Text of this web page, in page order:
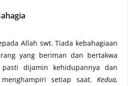
Allah swt. Tiada kebahagiaan
yang beriman dan bertakwa
dijamin kehidupannya dan
setiap saat. Kedua,